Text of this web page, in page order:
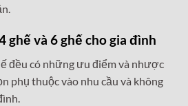
ghế và 6 ghế cho gia đình
đều có những ưu điểm và nhược
phụ thuộc vào nhu cầu và không